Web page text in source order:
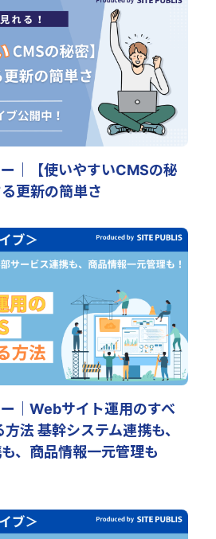
｜【使いやすいCMSの秘
更新の簡単さ
｜Webサイト運用のすべ
法 基幹システム連携も、
、商品情報一元管理も